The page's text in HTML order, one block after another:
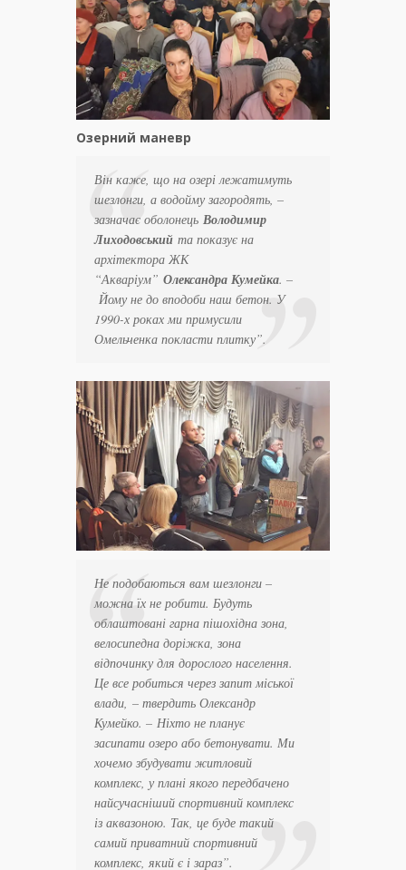
Озерний маневр
Він каже, що на озері лежатимуть
шезлонги, а водойму загородять, –
зазначає оболонець Володимир
Лиходовський та показує на
архітектора ЖК
“Акваріум” Олександра Кумейка. –
Йому не до вподоби наш бетон. У
1990-х роках ми примусили
Омельченка покласти плитку”.
Не подобаються вам шезлонги –
можна їх не робити. Будуть
облаштовані гарна пішохідна зона,
велосипедна доріжка, зона
відпочинку для дорослого населення.
Це все робиться через запит міської
влади, – твердить Олександр
Кумейко. – Ніхто не планує
засипати озеро або бетонувати. Ми
хочемо збудувати житловий
комплекс, у плані якого передбачено
найсучасніший спортивний комплекс
із аквазоною. Так, це буде такий
самий приватний спортивний
комплекс, який є і зараз”.